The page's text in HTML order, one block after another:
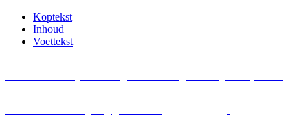
Koptekst
Inhoud
Voettekst